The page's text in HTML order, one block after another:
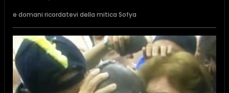
e domani ricordatevi della mitica Sofya